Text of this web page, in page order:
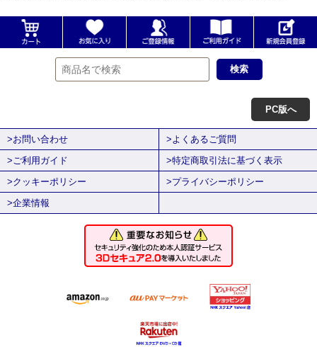
PC版へ
>お問い合わせ
>よくあるご質問
>ご利用ガイド
>特定商取引法に基づく表示
>クッキーポリシー
>プライバシーポリシー
>企業情報